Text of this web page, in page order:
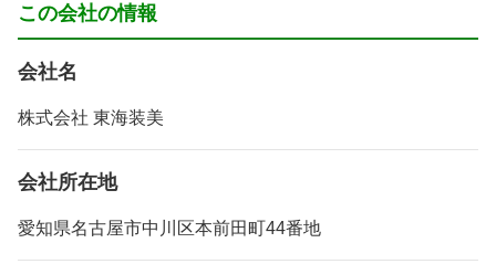
この会社の情報
会社名
株式会社 東海装美
会社所在地
愛知県名古屋市中川区本前田町44番地